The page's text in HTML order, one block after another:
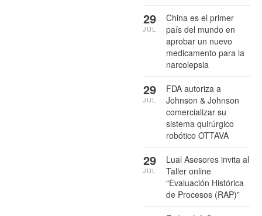
China es el primer
país del mundo en
aprobar un nuevo
medicamento para la
narcolepsia
29
JUL
FDA autoriza a
Johnson & Johnson
comercializar su
sistema quirúrgico
robótico OTTAVA
29
JUL
Lual Asesores invita al
Taller online
“Evaluación Histórica
de Procesos (RAP)”
29
JUL